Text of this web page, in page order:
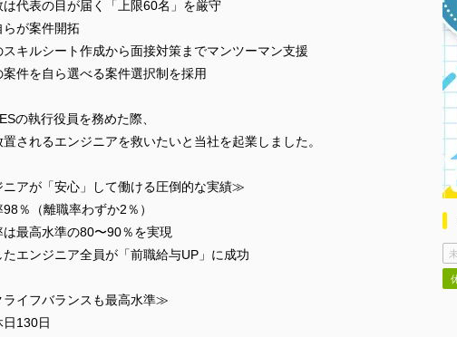
代表の目が届く「上限60名」を厳守
が案件開拓
キルシート作成から面接対策までマンツーマン支援
件を自ら選べる案件選択制を採用
の執行役員を務めた際、
されるエンジニアを救いたいと当社を起業しました。
アが「安心」して働ける圧倒的な実績≫
％（離職率わずか2％）
最高水準の80〜90％を実現
エンジニア全員が「前職給与UP」に成功
イフバランスも最高水準≫
130日